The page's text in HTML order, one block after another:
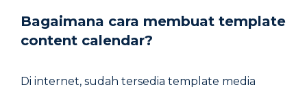
Bagaimana cara membuat template
content calendar?
Di internet, sudah tersedia template media